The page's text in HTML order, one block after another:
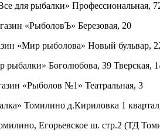
для рыбалки» Профессиональная,
«РыболовЪ» Березовая, 20
«Мир рыболова» Новый бульвар,
Боголюбова, 39 Тверская,
«Рыболов №1» Театральная, 3
Томилино д.Кириловка 1
Егорьевское ш. стр.2 (ТД